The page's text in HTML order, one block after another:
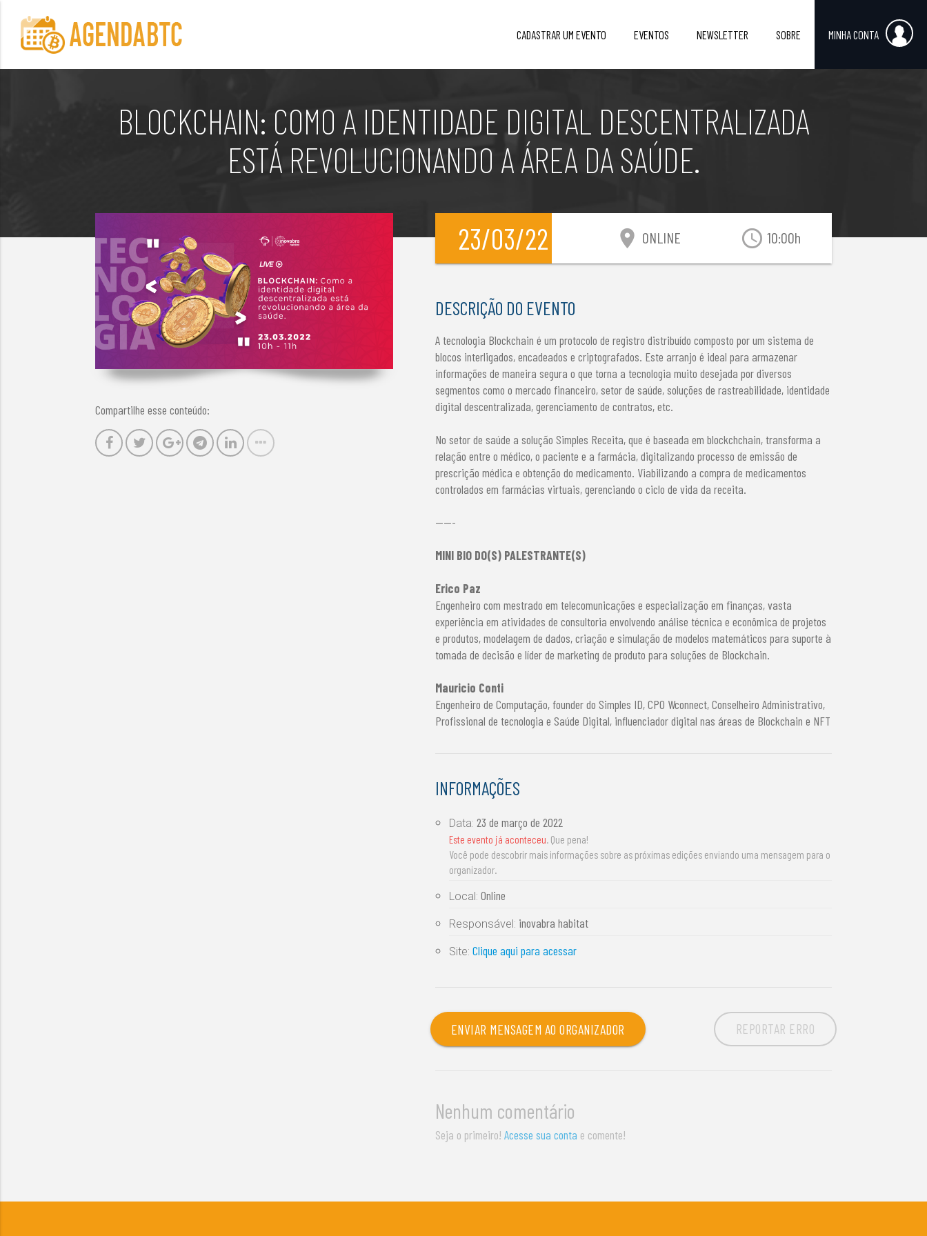
CADASTRAR UM EVENTO EVENTOS NEWSLETTER SOBRE MINHA CONTA
BLOCKCHAIN: COMO A IDENTIDADE DIGITAL DESCENTRALIZADA
ESTÁ REVOLUCIONANDO A ÁREA DA SAÚDE.
Compartilhe esse conteúdo:
23/03/22 access_time 10:00h
location_on ONLINE
DESCRIÇÃO DO EVENTO
A tecnologia Blockchain é um protocolo de registro distribuído composto por um sistema de
blocos interligados, encadeados e criptografados. Este arranjo é ideal para armazenar
informações de maneira segura o que torna a tecnologia muito desejada por diversos
segmentos como o mercado financeiro, setor de saúde, soluções de rastreabilidade, identidade
digital descentralizada, gerenciamento de contratos, etc.
No setor de saúde a solução Simples Receita, que é baseada em blockchchain, transforma a
relação entre o médico, o paciente e a farmácia, digitalizando processo de emissão de
prescrição médica e obtenção do medicamento. Viabilizando a compra de medicamentos
controlados em farmácias virtuais, gerenciando o ciclo de vida da receita.
-----
MINI BIO DO(S) PALESTRANTE(S)
Erico Paz
Engenheiro com mestrado em telecomunicações e especialização em finanças, vasta
experiência em atividades de consultoria envolvendo análise técnica e econômica de projetos
e produtos, modelagem de dados, criação e simulação de modelos matemáticos para suporte à
tomada de decisão e líder de marketing de produto para soluções de Blockchain.
Mauricio Conti
Engenheiro de Computação, founder do Simples ID, CPO Wconnect, Conselheiro Administrativo,
Profissional de tecnologia e Saúde Digital, influenciador digital nas áreas de Blockchain e NFT
INFORMAÇÕES
Data:23 de março de 2022
Este evento já aconteceu. Que pena!
Você pode descobrir mais informações sobre as próximas edições enviando uma mensagem para o
organizador.
Local:Online
Responsável: inovabra habitat
Site:Clique aqui para acessar
ENVIAR MENSAGEM AO ORGANIZADOR REPORTAR ERRO
Nenhum comentário
Seja o primeiro!Acesse sua conta e comente!